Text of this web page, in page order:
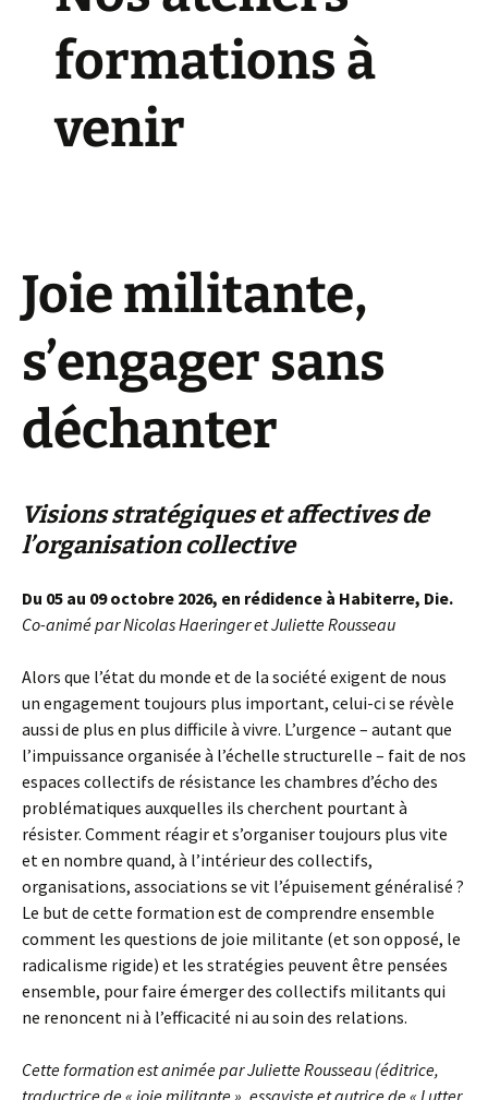
formations à
venir
Joie militante,
s’engager sans
déchanter
Visions stratégiques et affectives de
l’organisation collective
Du 05 au 09 octobre 2026, en rédidence à Habiterre, Die.
Co-animé par Nicolas Haeringer et Juliette Rousseau
Alors que l’état du monde et de la société exigent de nous
un engagement toujours plus important, celui-ci se révèle
aussi de plus en plus difficile à vivre. L’urgence – autant que
l’impuissance organisée à l’échelle structurelle – fait de nos
espaces collectifs de résistance les chambres d’écho des
problématiques auxquelles ils cherchent pourtant à
résister. Comment réagir et s’organiser toujours plus vite
et en nombre quand, à l’intérieur des collectifs,
organisations, associations se vit l’épuisement généralisé ?
Le but de cette formation est de comprendre ensemble
comment les questions de joie militante (et son opposé, le
radicalisme rigide) et les stratégies peuvent être pensées
ensemble, pour faire émerger des collectifs militants qui
ne renoncent ni à l’efficacité ni au soin des relations.
Cette formation est animée par Juliette Rousseau (éditrice,
traductrice de « joie militante », essayiste et autrice de « Lutter